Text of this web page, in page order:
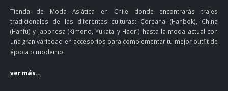
Tienda de Moda Asiática en Chile donde encontrarás trajes
tradicionales de las diferentes culturas: Coreana (Hanbok), China
(Hanfu) y Japonesa (Kimono, Yukata y Haori) hasta la moda actual con
una gran variedad en accesorios para complementar tu mejor outfit de
época o moderno.
ver más...